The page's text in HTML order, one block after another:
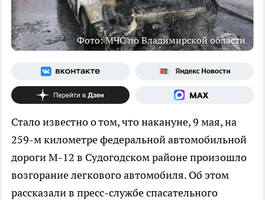
Фото: МЧС по Владимирской области
Стало известно о том, что накануне, 9 мая, на
259-м километре федеральной автомобильной
дороги М-12 в Судогодском районе произошло
возгорание легкового автомобиля. Об этом
рассказали в пресс-службе спасательного